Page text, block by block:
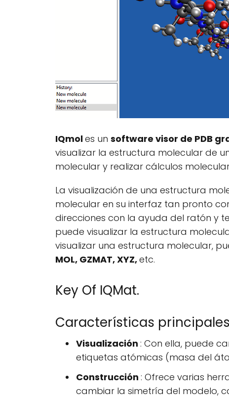
IQmoles un software visor de PDB
visualizar la estructura molecular de
molecular y realizar cálculos
La visualización de una estructura
molecular en su interfaz tan pronto
direcciones con la ayuda del ratón y
puede visualizar la estructura
visualizar una estructura molecular,
MOL, GZMAT, XYZ,etc.
Key Of IQMat.
Características
Visualización : Con ella, puede
etiquetas atómicas (masa del
Construcción : Ofrece varias
cambiar la simetría del modelo,